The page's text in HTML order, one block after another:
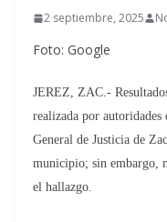
2 septiembre, 2025
Foto: Google
JEREZ, ZAC.-
realizada por
General de Justicia de
municipio; sin embargo,
el hallazgo.